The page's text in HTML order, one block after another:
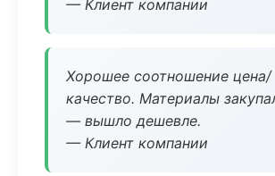
— Клиент компании
Хорошее соотношение цена/
качество. Материалы
— вышло дешевле.
— Клиент компании